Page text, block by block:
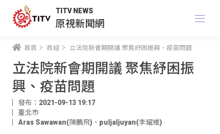
TITV NEWS
原視新聞網
首頁 政經 立法院新會期開議 聚焦紓困振興、疫苗問題
立法院新會期開議 聚焦紓困振
興、疫苗問題
發布：2021-09-13 19:17
臺北市
Aras Sawawan(陳鵬飛) 、 puljaljuyan(李耀維)